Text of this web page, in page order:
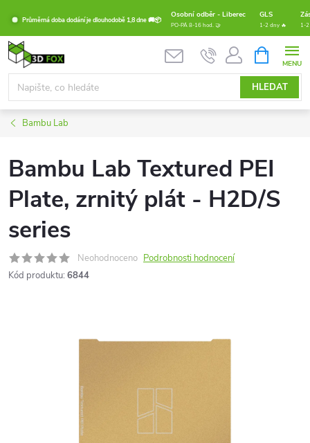
obsah
Průměrná doba dodání je dlouhodobě 1,8 dne 🚚📦
Osobní odběr - Liberec GLS
PO-PÁ 8-16 hod. 🤝 1-2 dny 🔥 1-
HLEDAT
NÁKUPNÍ
KOŠÍK
Bambu Lab
Bambu Lab Textured PEI
Plate, zrnitý plát - H2D/S
series
Neohodnoceno Podrobnosti hodnocení
Kód produktu: 6844